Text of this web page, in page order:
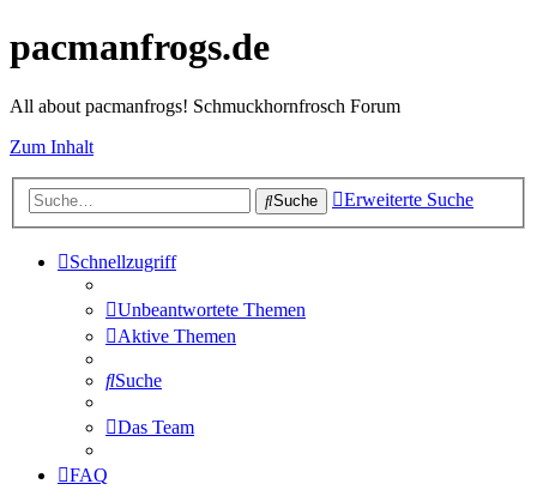
pacmanfrogs.de
All about pacmanfrogs! Schmuckhornfrosch Forum
Zum Inhalt
Suche Erweiterte Suche
Schnellzugriff
Unbeantwortete Themen
Aktive Themen
Suche
Das Team
FAQ